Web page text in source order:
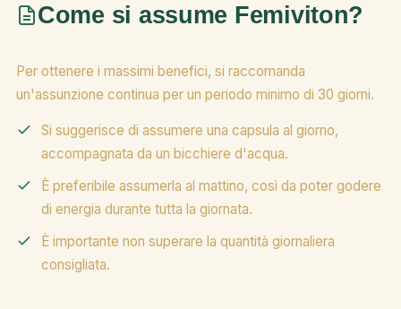
Come si assume Femiviton?
Per ottenere i massimi benefici, si raccomanda
un'assunzione continua per un periodo minimo di 30 giorni.
Si suggerisce di assumere una capsula al giorno,
accompagnata da un bicchiere d'acqua.
È preferibile assumerla al mattino, così da poter godere
di energia durante tutta la giornata.
È importante non superare la quantità giornaliera
consigliata.